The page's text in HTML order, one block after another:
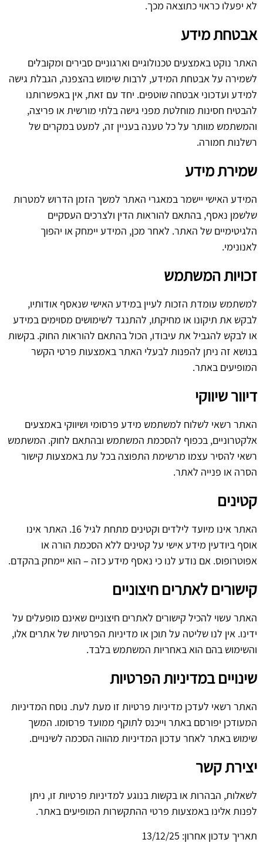
לא יפעלו כראוי כתוצאה מכך.
אבטחת מידע
האתר נוקט באמצעים טכנולוגיים וארגוניים סבירים ומקובלים
לשמירה על אבטחת המידע, לרבות שימוש בהצפנה, הגבלת גישה
למידע ועדכוני אבטחה שוטפים. יחד עם זאת, אין באפשרותנו
להבטיח חסינות מוחלטת מפני גישה בלתי מורשית או פריצה,
והמשתמש מוותר על כל טענה בעניין זה, למעט במקרים של
רשלנות חמורה.
שמירת מידע
המידע האישי יישמר במאגרי האתר למשך הזמן הדרוש למטרות
שלשמן נאסף, בהתאם להוראות הדין ולצרכים העסקיים
הלגיטימיים של האתר. לאחר מכן, המידע יימחק או יהפוך
לאנונימי.
זכויות המשתמש
למשתמש עומדת הזכות לעיין במידע האישי שנאסף אודותיו,
לבקש את תיקונו או מחיקתו, להתנגד לשימושים מסוימים במידע
או לבקש להגביל את עיבודו, הכול בהתאם להוראות החוק. בקשות
בנושא זה ניתן להפנות לבעלי האתר באמצעות פרטי הקשר
המופיעים באתר.
דיוור שיווקי
האתר רשאי לשלוח למשתמש מידע פרסומי ושיווקי באמצעים
אלקטרוניים, בכפוף להסכמת המשתמש ובהתאם לחוק. המשתמש
רשאי להסיר עצמו מרשימת התפוצה בכל עת באמצעות קישור
הסרה או פנייה לאתר.
קטינים
האתר אינו מיועד לילדים וקטינים מתחת לגיל 16. האתר אינו
אוסף ביודעין מידע אישי על קטינים ללא הסכמת הורה או
אפוטרופוס. אם נודע לנו כי נאסף מידע כזה – הוא יימחק בהקדם.
קישורים לאתרים חיצוניים
האתר עשוי להכיל קישורים לאתרים חיצוניים שאינם מופעלים על
ידינו. אין לנו שליטה על תוכן או מדיניות הפרטיות של אתרים אלו,
והשימוש בהם הוא באחריות המשתמש בלבד.
שינויים במדיניות הפרטיות
האתר רשאי לעדכן מדיניות פרטיות זו מעת לעת. נוסח המדיניות
המעודכן יפורסם באתר וייכנס לתוקף ממועד פרסומו. המשך
שימוש באתר לאחר עדכון המדיניות מהווה הסכמה לשינויים.
יצירת קשר
לשאלות, הבהרות או בקשות בנוגע למדיניות פרטיות זו, ניתן
לפנות אלינו באמצעות פרטי ההתקשרות המופיעים באתר.
תאריך עדכון אחרון: 13/12/25